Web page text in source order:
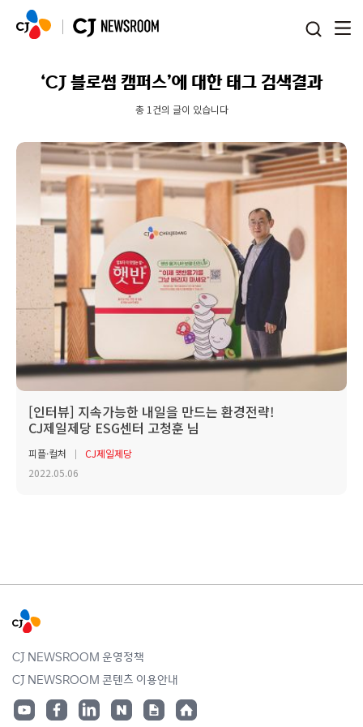
‘CJ 블로썸 캠퍼스’에 대한 태그 검색결과
총 1건의 글이 있습니다
[인터뷰] 지속가능한 내일을 만드는 환경전략!
CJ제일제당 ESG센터 고청훈 님
피플·컬처
CJ제일제당
2022.05.06
CJ NEWSROOM 운영정책
CJ NEWSROOM 콘텐츠 이용안내